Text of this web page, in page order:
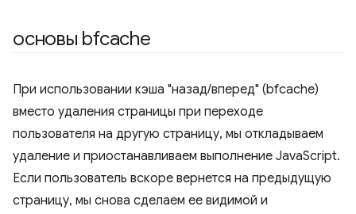
основы bfcache
При использовании кэша "назад/вперед" (bfcache)
вместо удаления страницы при переходе
пользователя на другую страницу, мы откладываем
удаление и приостанавливаем выполнение JavaScript.
Если пользователь вскоре вернется на предыдущую
страницу, мы снова сделаем ее видимой и